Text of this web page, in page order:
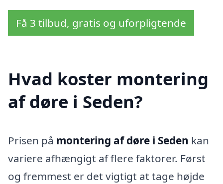
Få 3 tilbud, gratis og uforpligtende
Hvad koster montering
af døre i Seden?
Prisen på montering af døre i Seden kan
variere afhængigt af flere faktorer. Først
og fremmest er det vigtigt at tage højde